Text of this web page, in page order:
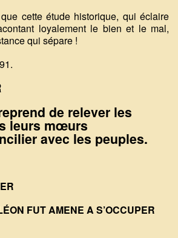
cette étude historique, qui éclaire
loyalement le bien et le mal,
qui sépare !
de relever les
leurs mœurs
avec les peuples.
FUT AMENE A S’OCCUPER